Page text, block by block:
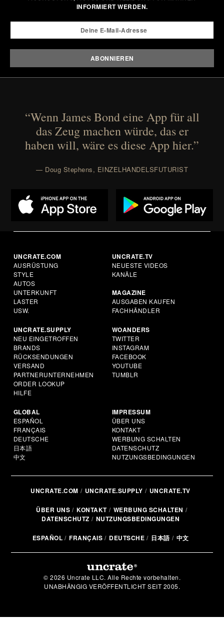
INFORMIERT WERDEN.
“Wenn James Bond eine App für all
das Zeug machen würde, das er
haben will, wäre es diese App hier.”
— Doug Stephens, EINZELHANDELSFUTURIST
UNCRATE.COM
AUSRÜSTUNG
STYLE
AUTOS
UNTERKUNFT
LASTER
USW.
UNCRATE.TV
NEUESTE VIDEOS
KANÄLE
MAGAZINE
AUSGABEN KAUFEN
FACHHÄNDLER
UNCRATE.SUPPLY
NEU EINGETROFFEN
BRANDS
RÜCKSENDUNGEN
VERSAND
PARTNERUNTERNEHMEN
ORDER LOOKUP
HILFE
WOANDERS
TWITTER
INSTAGRAM
FACEBOOK
YOUTUBE
TUMBLR
GLOBAL
ESPAÑOL
FRANÇAIS
DEUTSCHE
日本語
中文
IMPRESSUM
ÜBER UNS
KONTAKT
WERBUNG SCHALTEN
DATENSCHUTZ
NUTZUNGSBEDINGUNGEN
UNCRATE.COM UNCRATE.SUPPLY UNCRATE.TV
ÜBER UNS KONTAKT
WERBUNG SCHALTEN
DATENSCHUTZ
NUTZUNGSBEDINGUNGEN
ESPAÑOL FRANÇAIS DEUTSCHE 日本語 中文
© 2026 Uncrate LLC. Alle Rechte vorbehalten.
UNABHÄNGIG VERÖFFENTLICHT SEIT 2005.